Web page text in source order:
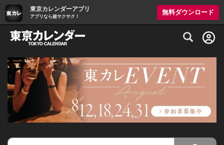
東京カレンダーアプリ
アプリなら超サクサク！
無料ダウンロード
グルメ情報・プレミアムレストラン予約